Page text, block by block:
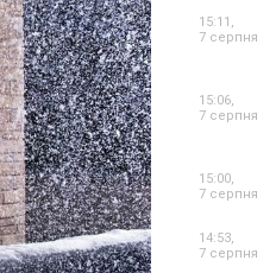
15:11,
7 серпня
15:06,
7 серпня
15:00,
7 серпня
14:53,
7 серпня